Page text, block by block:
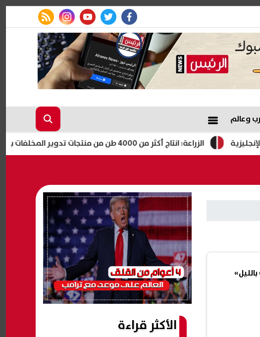
facebook
twitter
youtube
instagram
rss feed
وعالم
الزراعة: انتاج أكثر من 4000 طن من منتجات تدوير المخلفات بالمجازر المعتمدة
الأكثر قراءة